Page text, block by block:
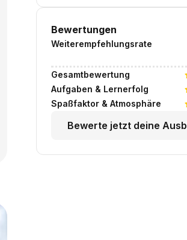
Bewertungen
Weiterempfehlungsrate
Gesamtbewertung
Aufgaben & Lernerfolg
Spaßfaktor & Atmosphäre
Bewerte jetzt deine